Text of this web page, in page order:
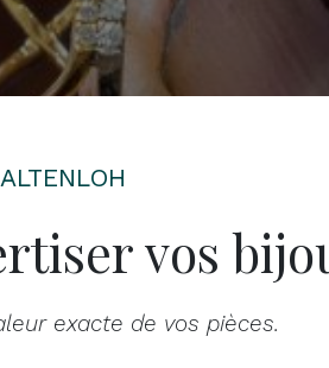
ALTENLOH
vos
exacte de vos pièces.